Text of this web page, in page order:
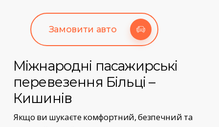
Замовити авто
Міжнародні пасажирські
перевезення Більці –
Кишинів
Якщо ви шукаєте комфортний, безпечний та